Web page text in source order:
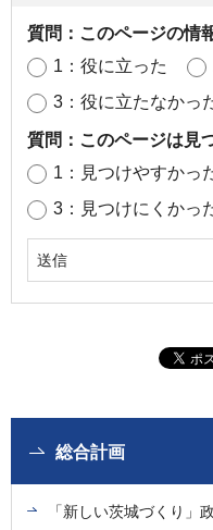
質問：このページの情
1：役に立った
3：役に立たなかっ
質問：このページは見
1：見つけやすかっ
3：見つけにくかっ
総合計画
「新しい茨城づくり」